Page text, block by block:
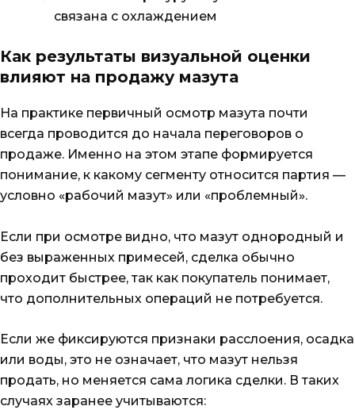
связана с охлаждением
Как результаты визуальной оценки
влияют на продажу мазута
На практике первичный осмотр мазута почти
всегда проводится до начала переговоров о
продаже. Именно на этом этапе формируется
понимание, к какому сегменту относится партия —
условно «рабочий мазут» или «проблемный».
Если при осмотре видно, что мазут однородный и
без выраженных примесей, сделка обычно
проходит быстрее, так как покупатель понимает,
что дополнительных операций не потребуется.
Если же фиксируются признаки расслоения, осадка
или воды, это не означает, что мазут нельзя
продать, но меняется сама логика сделки. В таких
случаях заранее учитываются: